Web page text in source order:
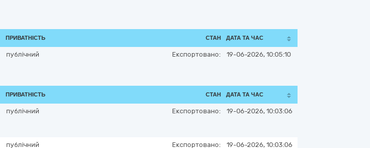
ПРИВАТНІСТЬ СТАН ДАТА ТА ЧАС
публічний Експортовано: 19-06-2026, 10:05:10
ПРИВАТНІСТЬ СТАН ДАТА ТА ЧАС
публічний Експортовано: 19-06-2026, 10:03:06
публічний Експортовано: 19-06-2026, 10:03:06